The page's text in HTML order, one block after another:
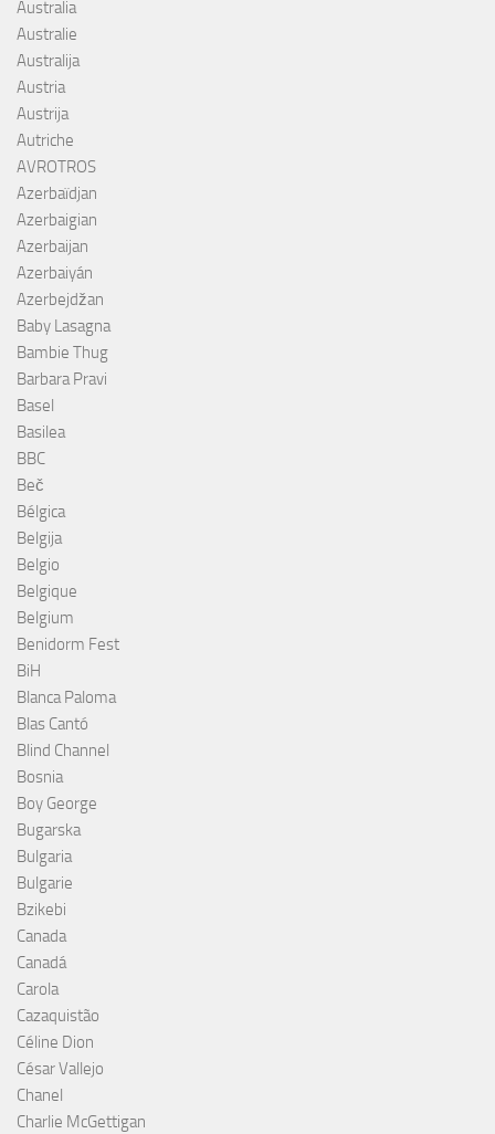
Australia
Australie
Australija
Austria
Austrija
Autriche
AVROTROS
Azerbaïdjan
Azerbaigian
Azerbaijan
Azerbaiyán
Azerbejdžan
Baby Lasagna
Bambie Thug
Barbara Pravi
Basel
Basilea
BBC
Beč
Bélgica
Belgija
Belgio
Belgique
Belgium
Benidorm Fest
BiH
Blanca Paloma
Blas Cantó
Blind Channel
Bosnia
Boy George
Bugarska
Bulgaria
Bulgarie
Bzikebi
Canada
Canadá
Carola
Cazaquistão
Céline Dion
César Vallejo
Chanel
Charlie McGettigan